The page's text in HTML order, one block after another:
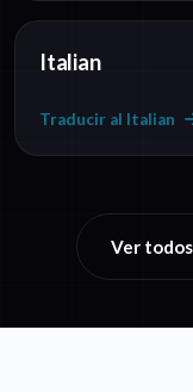
Italian
Traducir al Italian
Ver